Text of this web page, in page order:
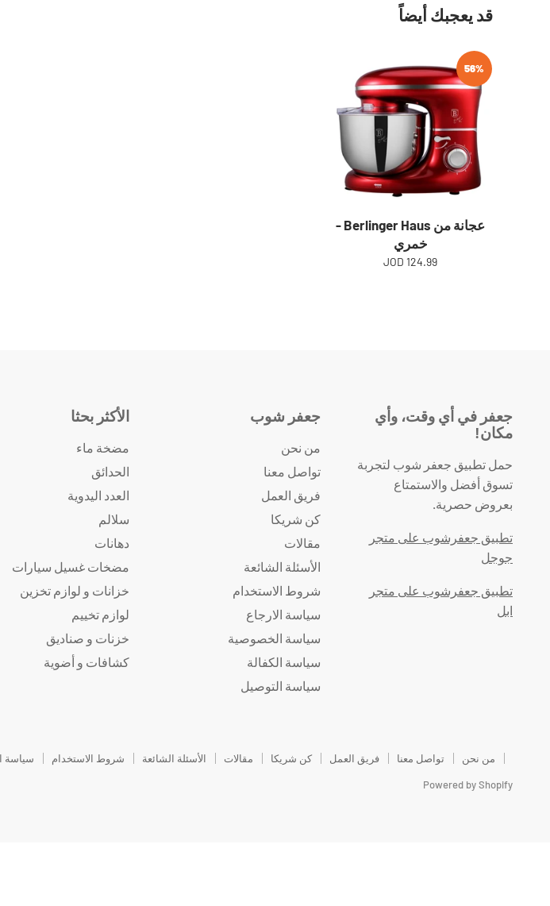
قد يعجبك أيضاً
56%
عجانة من Berlinger Haus -
خمري
124.99 JOD
جعفر في أي وقت، وأي
مكان!
حمل تطبيق جعفر شوب لتجربة
تسوق أفضل والاستمتاع
بعروض حصرية.
تطبيق جعفرشوب على متجر
جوجل
تطبيق جعفرشوب على متجر
ابل
جعفر شوب
من نحن
تواصل معنا
فريق العمل
كن شريكا
مقالات
الأسئلة الشائعة
شروط الاستخدام
سياسة الارجاع
سياسة الخصوصية
سياسة الكفالة
سياسة التوصيل
الأكثر بحثا
مضخة ماء
الحدائق
العدد اليدوية
سلالم
دهانات
مضخات غسيل سيارات
خزانات و لوازم تخزين
لوازم تخييم
خزنات و صناديق
كشافات و أضوية
من نحن تواصل معنا فريق العمل كن شريكا مقالات الأسئلة الشائعة شروط الاستخدام سياسة
Powered by Shopify